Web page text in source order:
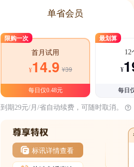
单省会员
限购一次
首月试用
¥14.9 ¥39
每日仅0.48元
最划算
12
¥
每日
到期29元/月/省自动续费，可随时取消。
标讯详情查看